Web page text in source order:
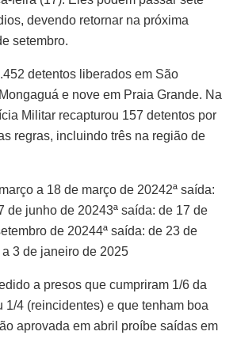
devendo retornar na próxima
setembro.
detentos liberados em São
e nove em Praia Grande. Na
Militar recapturou 157 detentos por
regras, incluindo três na região de
a 18 de março de 20242ª saída:
de junho de 20243ª saída: de 17 de
de 20244ª saída: de 23 de
3 de janeiro de 2025
a presos que cumpriram 1/6 da
1/4 (reincidentes) e que tenham boa
aprovada em abril proíbe saídas em